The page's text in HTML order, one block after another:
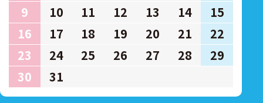
9
10 11 12 13 14
15
16
17 18 19 20 21
22
23
24 25 26 27 28
29
30
31